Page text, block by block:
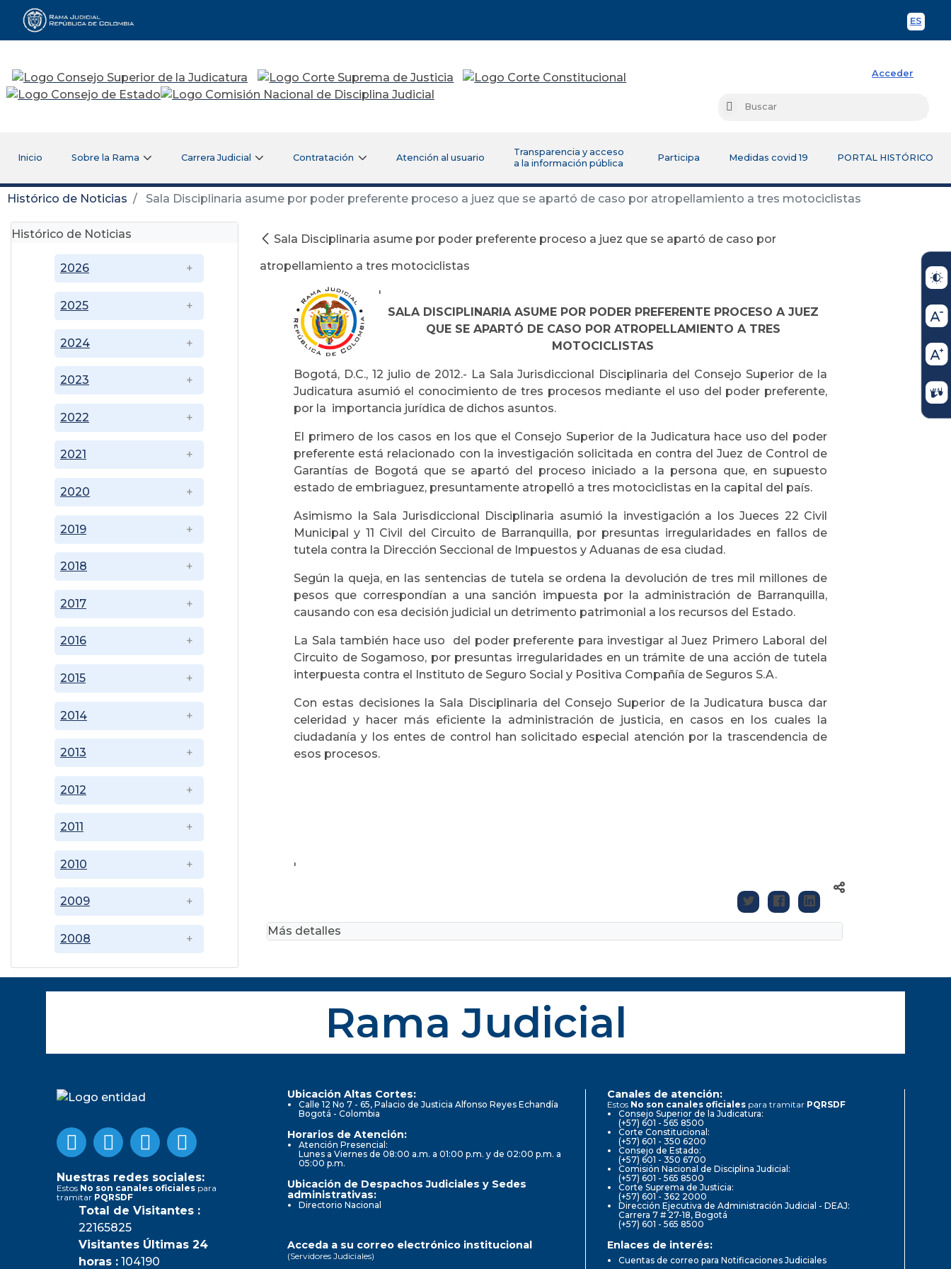
ES
Rama Judicial
Acceder
Buscar
Inicio Sobre la Rama Carrera Judicial Contratación Atención al usuario
Transparencia y acceso
a la información pública
Participa Medidas covid 19 PORTAL HISTÓRICO
Histórico de Noticias Sala Disciplinaria asume por poder preferente proceso a juez que se apartó de caso por atropellamiento a tres motociclistas
Histórico de Noticias
2008
2009
2010
2011
2012
2013
2014
2015
2016
2017
2018
2019
2020
2021
2022
2023
2024
2025
2026
Sala Disciplinaria asume por poder preferente proceso a juez que se apartó de caso por
atropellamiento a tres motociclistas
'
SALA DISCIPLINARIA ASUME POR PODER PREFERENTE PROCESO A JUEZ
QUE SE APARTÓ DE CASO POR ATROPELLAMIENTO A TRES
MOTOCICLISTAS
Bogotá, D.C., 12 julio de 2012.- La Sala Jurisdiccional Disciplinaria del Consejo Superior de la
Judicatura asumió el conocimiento de tres procesos mediante el uso del poder preferente,
por la importancia jurídica de dichos asuntos.
El primero de los casos en los que el Consejo Superior de la Judicatura hace uso del poder
preferente está relacionado con la investigación solicitada en contra del Juez de Control de
Garantías de Bogotá que se apartó del proceso iniciado a la persona que, en supuesto
estado de embriaguez, presuntamente atropelló a tres motociclistas en la capital del país.
Asimismo la Sala Jurisdiccional Disciplinaria asumió la investigación a los Jueces 22 Civil
Municipal y 11 Civil del Circuito de Barranquilla, por presuntas irregularidades en fallos de
tutela contra la Dirección Seccional de Impuestos y Aduanas de esa ciudad.
Según la queja, en las sentencias de tutela se ordena la devolución de tres mil millones de
pesos que correspondían a una sanción impuesta por la administración de Barranquilla,
causando con esa decisión judicial un detrimento patrimonial a los recursos del Estado.
La Sala también hace uso del poder preferente para investigar al Juez Primero Laboral del
Circuito de Sogamoso, por presuntas irregularidades en un trámite de una acción de tutela
interpuesta contra el Instituto de Seguro Social y Positiva Compañía de Seguros S.A.
Con estas decisiones la Sala Disciplinaria del Consejo Superior de la Judicatura busca dar
celeridad y hacer más eficiente la administración de justicia, en casos en los cuales la
ciudadanía y los entes de control han solicitado especial atención por la trascendencia de
esos procesos.
'
Más detalles
Rama Judicial
Nuestras redes sociales:
Estos No son canales oficiales para
tramitar PQRSDF
Total de Visitantes :
22165825
Visitantes Últimas 24
horas : 104190
Ubicación Altas Cortes:
Calle 12 No 7 - 65, Palacio de Justicia Alfonso Reyes Echandía
Bogotá - Colombia
Horarios de Atención:
Atención Presencial:
Lunes a Viernes de 08:00 a.m. a 01:00 p.m. y de 02:00 p.m. a
05:00 p.m.
Ubicación de Despachos Judiciales y Sedes
administrativas:
Directorio Nacional
Canales de atención:
Estos No son canales oficiales para tramitar PQRSDF
Consejo Superior de la Judicatura:
(+57) 601 - 565 8500
Corte Constitucional:
(+57) 601 - 350 6200
Consejo de Estado:
(+57) 601 - 350 6700
Comisión Nacional de Disciplina Judicial:
(+57) 601 - 565 8500
Corte Suprema de Justicia:
(+57) 601 - 362 2000
Dirección Ejecutiva de Administración Judicial - DEAJ:
Carrera 7 # 27-18, Bogotá
(+57) 601 - 565 8500
Acceda a su correo electrónico institucional
(Servidores Judiciales)
Enlaces de interés:
Cuentas de correo para Notificaciones Judiciales